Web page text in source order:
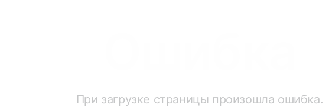
При загрузке страницы произошла ошибка.